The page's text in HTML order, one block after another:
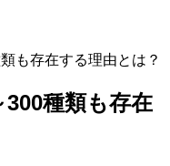
も存在する理由とは？
種類も存在